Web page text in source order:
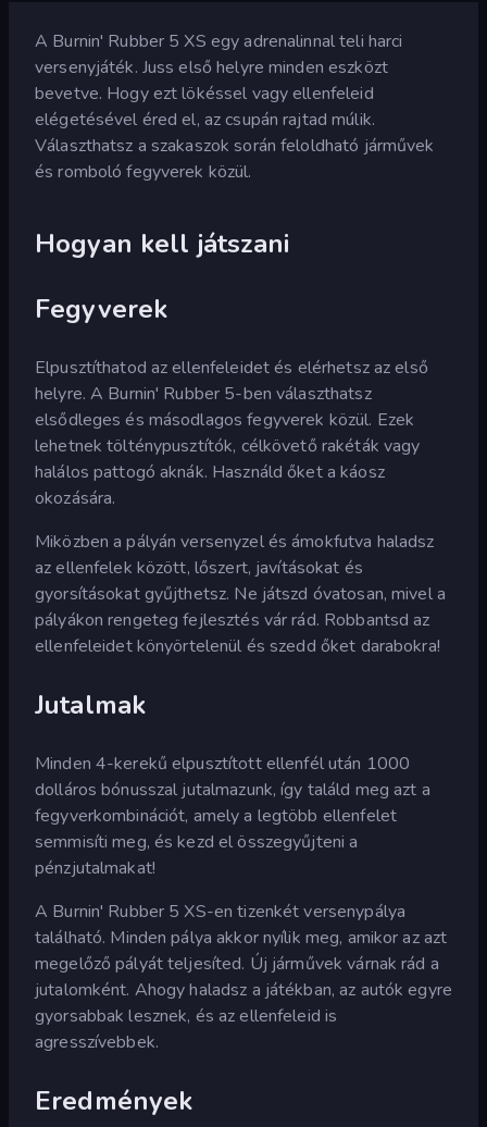
A Burnin' Rubber 5 XS egy adrenalinnal teli harci
versenyjáték. Juss első helyre minden eszközt
bevetve. Hogy ezt lökéssel vagy ellenfeleid
elégetésével éred el, az csupán rajtad múlik.
Választhatsz a szakaszok során feloldható járművek
és romboló fegyverek közül.
Hogyan kell játszani
Fegyverek
Elpusztíthatod az ellenfeleidet és elérhetsz az első
helyre. A Burnin' Rubber 5-ben választhatsz
elsődleges és másodlagos fegyverek közül. Ezek
lehetnek tölténypusztítók, célkövető rakéták vagy
halálos pattogó aknák. Használd őket a káosz
okozására.
Miközben a pályán versenyzel és ámokfutva haladsz
az ellenfelek között, lőszert, javításokat és
gyorsításokat gyűjthetsz. Ne játszd óvatosan, mivel a
pályákon rengeteg fejlesztés vár rád. Robbantsd az
ellenfeleidet könyörtelenül és szedd őket darabokra!
Jutalmak
Minden 4-kerekű elpusztított ellenfél után 1000
dolláros bónusszal jutalmazunk, így találd meg azt a
fegyverkombinációt, amely a legtöbb ellenfelet
semmisíti meg, és kezd el összegyűjteni a
pénzjutalmakat!
A Burnin' Rubber 5 XS-en tizenkét versenypálya
található. Minden pálya akkor nyílik meg, amikor az azt
megelőző pályát teljesíted. Új járművek várnak rád a
jutalomként. Ahogy haladsz a játékban, az autók egyre
gyorsabbak lesznek, és az ellenfeleid is
agresszívebbek.
Eredmények